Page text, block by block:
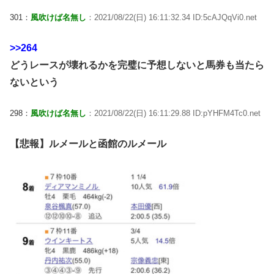
301： 風吹けば名無し ：2021/08/22(日) 16:11:32.34 ID:5cAJQqVi0.net
>>264
どうレースが壊れるかを完璧に予想しないと馬券も当たら
ないという
298： 風吹けば名無し ：2021/08/22(日) 16:11:29.88 ID:pYHFM4Tc0.net
【悲報】ルメールと函館のルメール